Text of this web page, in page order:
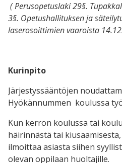
( Perusopetuslaki 29§.
3§. Opetushallituksen ja
laserosoittimien vaaroista
Kurinpito
Järjestyssääntöjen
Hyökännummen koulussa
Kun kerron koulussa tai
häirinnästä tai
ilmoittaa asiasta siihen
olevan oppilaan huoltajille.